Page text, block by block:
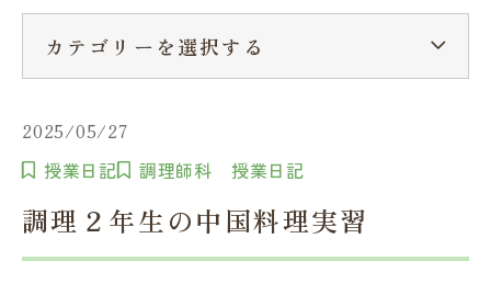
卒業生の方へ在学生へ一般の方へ（教室・講習会）
2025/05/27
授業日記 調理師科 授業日記
調理２年生の中国料理実習
カテゴリーを選択する